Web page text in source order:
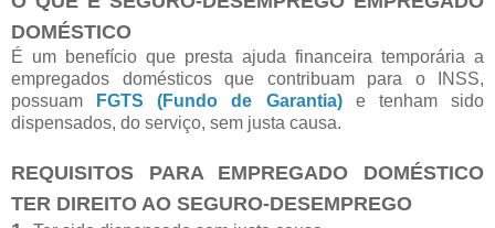
DOMÉSTICO
É um benefício que presta ajuda financeira temporária a
empregados domésticos que contribuam para o INSS,
possuam
FGTS (Fundo de Garantia)e tenham sido
dispensados, do serviço, sem justa causa.
REQUISITOS PARA EMPREGADO DOMÉSTICO
TER DIREITO AO SEGURO-DESEMPREGO